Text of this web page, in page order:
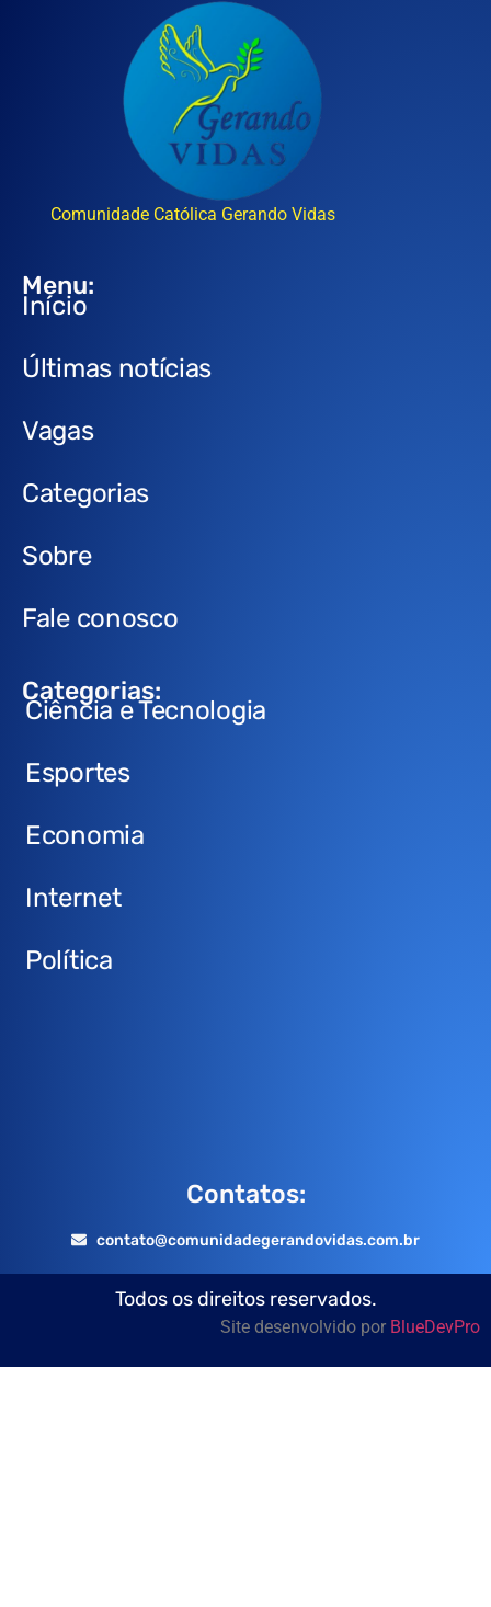
Comunidade Católica Gerando Vidas
Menu:
Início
Últimas notícias
Vagas
Categorias
Sobre
Fale conosco
Categorias:
Ciência e Tecnologia
Esportes
Economia
Internet
Política
Contatos:
contato@comunidadegerandovidas.com.br
Todos os direitos reservados.
Site desenvolvido por BlueDevPro